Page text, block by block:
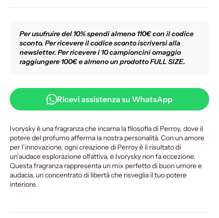
Per usufruire del 10% spendi almeno 110€ con il codice
sconto. Per ricevere il codice sconto iscriversi alla
newsletter. Per ricevere i 10 campioncini omaggio
raggiungere 100€ e almeno un prodotto FULL SIZE.
Ricevi assistenza su WhatsApp
Ivorysky è una fragranza che incarna la filosofia di Perroy, dove il
potere del profumo afferma la nostra personalità. Con un amore
per l’innovazione, ogni creazione di Perroy è il risultato di
un’audace esplorazione olfattiva, e Ivorysky non fa eccezione.
Questa fragranza rappresenta un mix perfetto di buon umore e
audacia, un concentrato di libertà che risveglia il tuo potere
interiore.